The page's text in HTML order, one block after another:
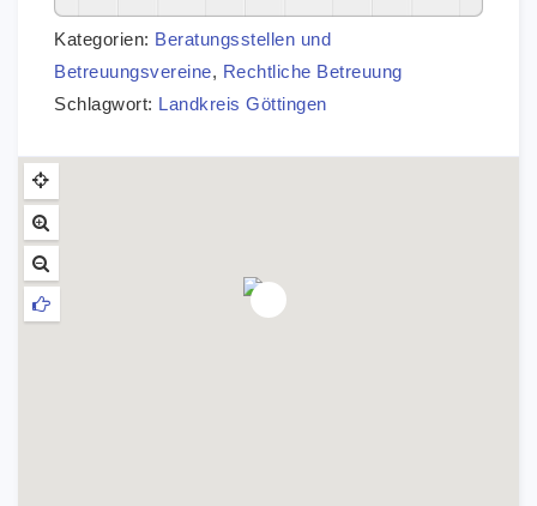
Kategorien: Beratungsstellen und
Betreuungsvereine, Rechtliche Betreuung
Schlagwort: Landkreis Göttingen